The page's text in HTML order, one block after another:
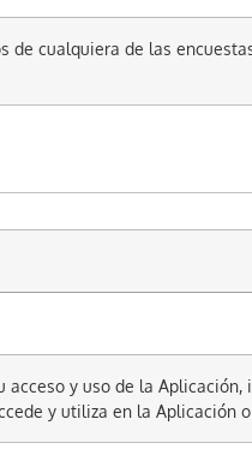
cualquiera de las
y uso de la Aplicación,
y utiliza en la Aplicación